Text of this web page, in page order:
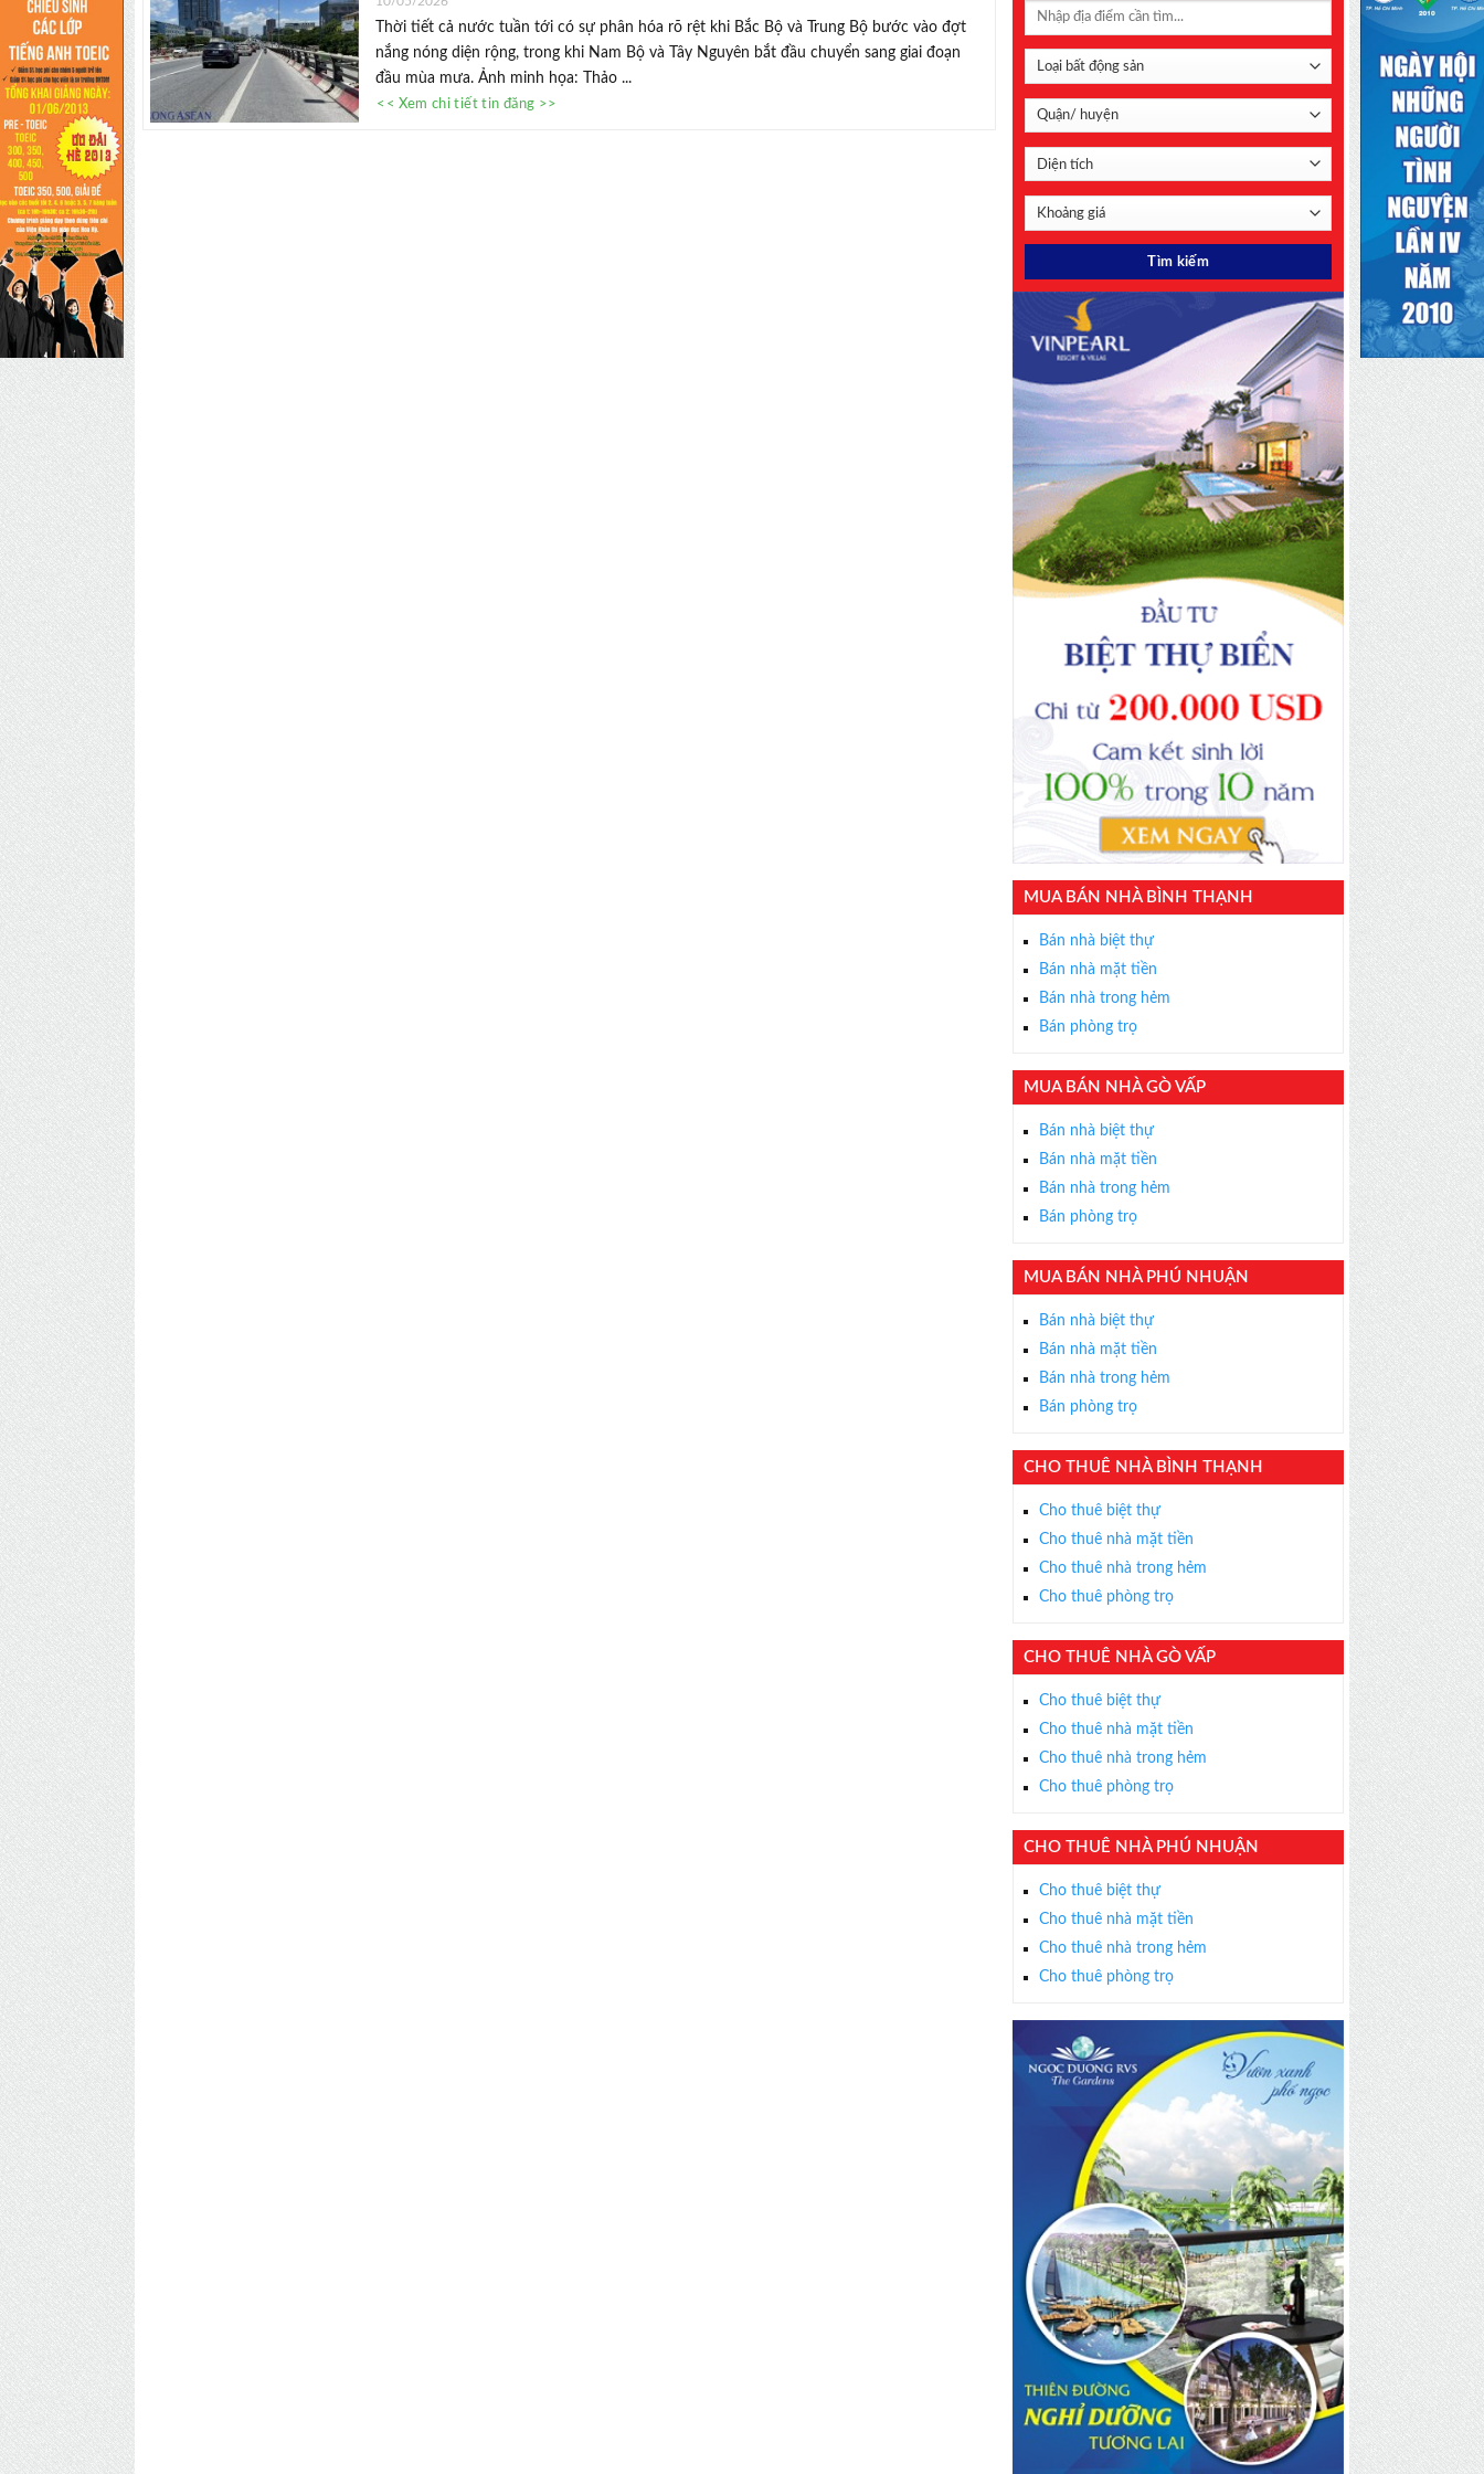
Với hơn 1000 căn nhà và 50 sales thân thiện, nhiệt tình,
×
Thời tiết cả nước tuần tới có sự phân hóa rõ rệt khi Bắc Bộ và Trung Bộ bước vào đợt
nắng nóng diện rộng, trong khi Nam Bộ và Tây Nguyên bắt đầu chuyển sang giai đoạn
đầu mùa mưa. Ảnh minh họa: Thảo ...
<< Xem chi tiết tin đăng >>
MUA BÁN NHÀ BÌNH THẠNH
Bán nhà biệt thự
Bán nhà mặt tiền
Bán nhà trong hẻm
Bán phòng trọ
MUA BÁN NHÀ GÒ VẤP
Bán nhà biệt thự
Bán nhà mặt tiền
Bán nhà trong hẻm
Bán phòng trọ
MUA BÁN NHÀ PHÚ NHUẬN
Bán nhà biệt thự
Bán nhà mặt tiền
Bán nhà trong hẻm
Bán phòng trọ
CHO THUÊ NHÀ BÌNH THẠNH
Cho thuê biệt thự
Cho thuê nhà mặt tiền
Cho thuê nhà trong hẻm
Cho thuê phòng trọ
CHO THUÊ NHÀ GÒ VẤP
Cho thuê biệt thự
Cho thuê nhà mặt tiền
Cho thuê nhà trong hẻm
Cho thuê phòng trọ
CHO THUÊ NHÀ PHÚ NHUẬN
Cho thuê biệt thự
Cho thuê nhà mặt tiền
Cho thuê nhà trong hẻm
Cho thuê phòng trọ